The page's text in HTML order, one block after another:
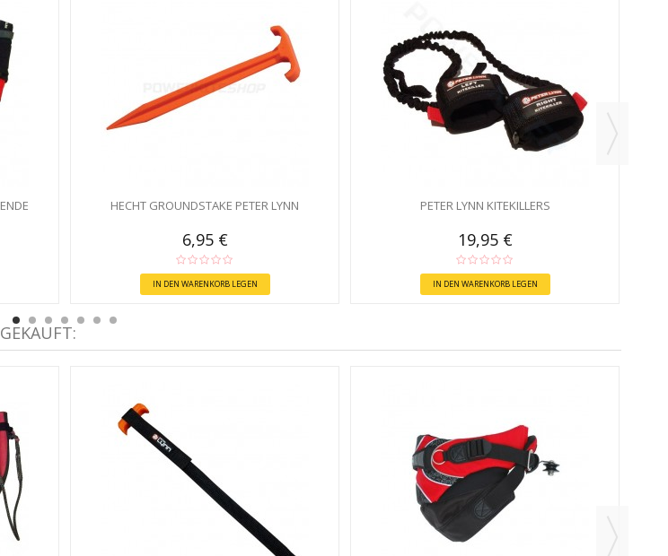
HECHT GROUNDSTAKE PETER LYNN
6,95 €
IN DEN WARENKORB LEGEN
PETER LYNN KITEKILLERS
19,95 €
IN DEN WARENKORB LEGEN